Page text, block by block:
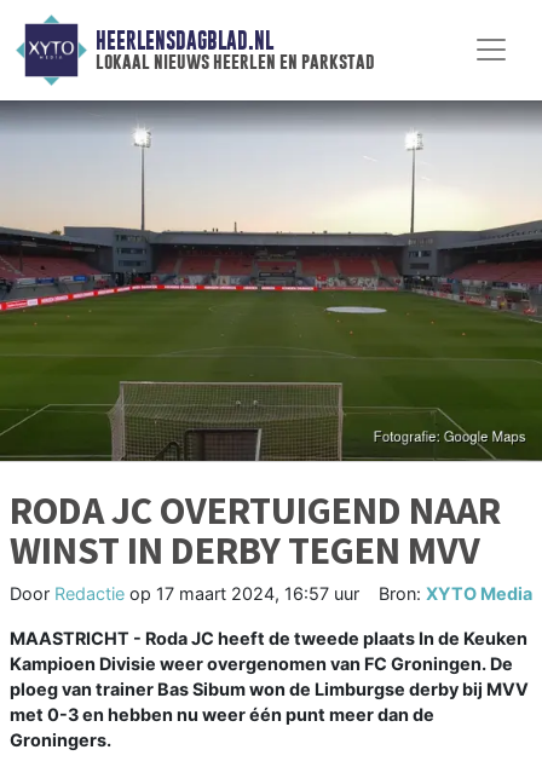
HEERLENSDAGBLAD.NL
lokaal nieuws heerlen en parkstad
RODA JC OVERTUIGEND NAAR
WINST IN DERBY TEGEN MVV
Door Redactie op 17 maart 2024, 16:57 uur Bron: XYTO Media
MAASTRICHT - Roda JC heeft de tweede plaats In de Keuken
Kampioen Divisie weer overgenomen van FC Groningen. De
ploeg van trainer Bas Sibum won de Limburgse derby bij MVV
met 0-3 en hebben nu weer één punt meer dan de
Groningers.